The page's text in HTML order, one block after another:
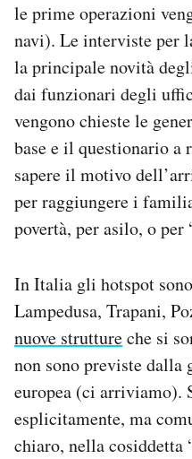
le prime operazioni
navi). Le interviste per
la principale novità
dai funzionari degli
vengono chieste le
base e il questionario a
sapere il motivo
per raggiungere i
povertà, per asilo, o per
In Italia gli hotspot
Lampedusa, Trapani,
nuove struttureche si
non sono previste
europea (ci arriviamo).
esplicitamente, ma
chiaro, nella cosiddetta